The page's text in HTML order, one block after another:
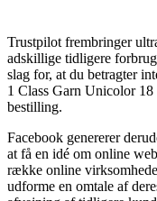
Trustpilot frembringer
adskillige tidligere
slag for, at du betragter
1 Class Garn Unicolor
bestilling.
Facebook genererer
at få en idé om online
række online
udforme en omtale af